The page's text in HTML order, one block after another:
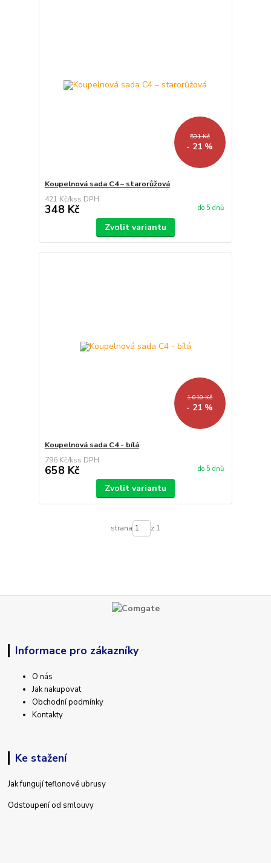
531 Kč
- 21 %
Koupelnová sada C4 – starorůžová
421 Kč/ks
348 Kč do 5 dnů
Zvolit variantu
1 010 Kč
- 21 %
Koupelnová sada C4 - bílá
796 Kč/ks
658 Kč do 5 dnů
Zvolit variantu
strana z 1
Informace pro zákazníky
O nás
Jak nakupovat
Obchodní podmínky
Kontakty
Ke stažení
Jak fungují teflonové ubrusy
Odstoupení od smlouvy